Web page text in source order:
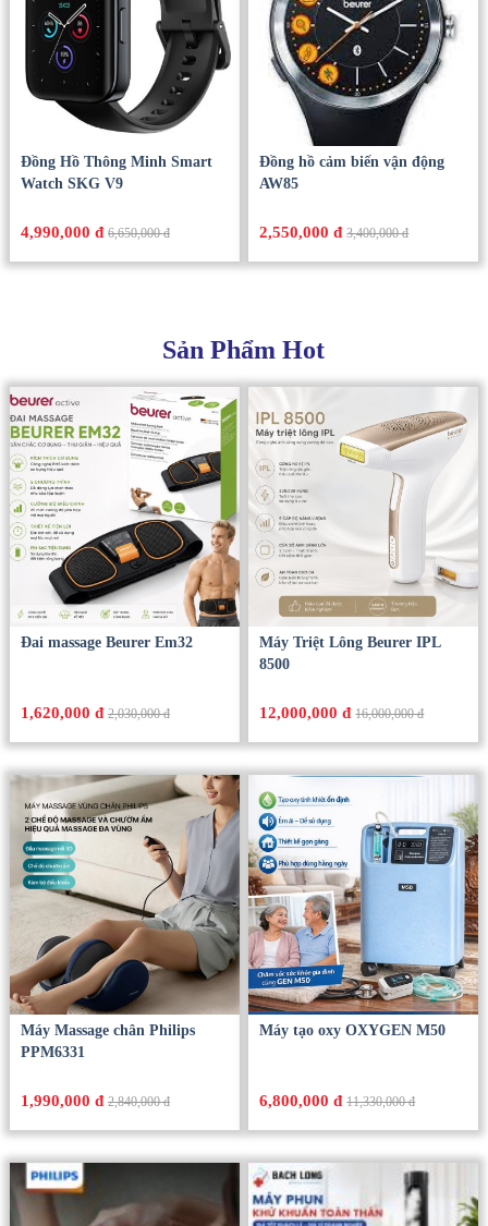
Đồng Hồ Thông Minh Smart
Watch SKG V9
4,990,000 đ 6,650,000 đ
Đồng hồ cảm biến vận động
AW85
2,550,000 đ 3,400,000 đ
Sản Phẩm Hot
Đai massage Beurer Em32
1,620,000 đ 2,030,000 đ
Máy Triệt Lông Beurer IPL
8500
12,000,000 đ 16,000,000 đ
Máy Massage chân Philips
PPM6331
1,990,000 đ 2,840,000 đ
Máy tạo oxy OXYGEN M50
6,800,000 đ 11,330,000 đ